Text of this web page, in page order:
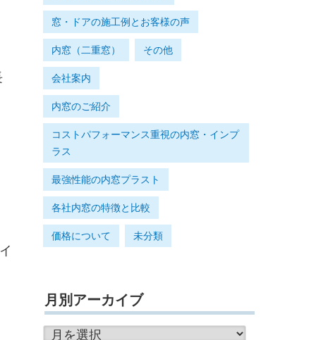
窓・ドアの施工例とお客様の声
内窓（二重窓） その他
会社案内
内窓のご紹介
コストパフォーマンス重視の内窓・インプ
ラス
最強性能の内窓プラスト
各社内窓の特徴と比較
価格について 未分類
月別アーカイブ
月